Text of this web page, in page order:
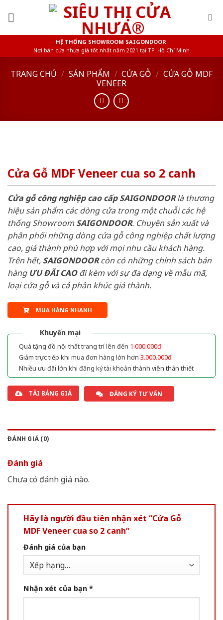
HỆ THỐNG SHOWROOM SAIGONDOOR
Nơi bán cửa nhựa giá tốt nhất năm 2021 tại TP. Hồ Chí Minh
TRANG CHỦ / SẢN PHẨM / CỬA GỖ / CỬA GỖ MDF
VENEER
Cửa Gỗ MDF Veneer cua so 2 canh
Cửa gỗ công nghiệp cao cấp SAIGONDOORlà thương
hiệu sản phẩm các dòng cửa trong một chuỗi các hệ
thống ShowroomSAIGONDOOR. Chuyên sản xuất và
phân phối những dòng cửa gỗ công nghiệp chất lượng
cao, giá thành phù hợp với mọi nhu cầu khách hàng.
Trên hết, SAIGONDOORcòn có những chính sách bán
hàng ƯU ĐÃI CAOđi kèm với sự đa dạng về mẫu mã,
loại cửa gỗ và cả phân khúc giá thành.
MUA HÀNG NHANH
Khuyến mại
Quà tặng đồ nội thất trang trí lên đến 1.000.000đ
Giảm trực tiếp khi mua đơn hàng lớn hơn 3.000.000đ
Nhiều ưu đãi lớn khi đăng ký tài khoản thành viên thân thiết
TẢI BẢNG GIÁ ĐĂNG KÝ TƯ VẤN
ĐÁNH GIÁ (0)
Đánh giá
Chưa có đánh giá nào.
Hãy là người đầu tiên nhận xét “Cửa Gỗ
MDF Veneer cua so 2 canh”
Đánh giá của bạn
Nhận xét của bạn *